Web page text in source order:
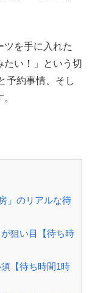
ツを手に入れた
たい！」という切
予約事情、そし
」のリアルな待
狙い目【待ち時
【待ち時間1時